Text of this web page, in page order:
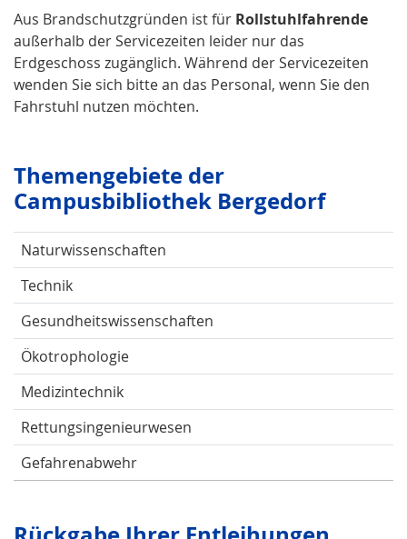
Aus Brandschutzgründen ist für Rollstuhlfahrende
außerhalb der Servicezeiten leider nur das
Erdgeschoss zugänglich. Während der Servicezeiten
wenden Sie sich bitte an das Personal, wenn Sie den
Fahrstuhl nutzen möchten.
Themengebiete der
Campusbibliothek Bergedorf
Naturwissenschaften
Technik
Gesundheitswissenschaften
Ökotrophologie
Medizintechnik
Rettungsingenieurwesen
Gefahrenabwehr